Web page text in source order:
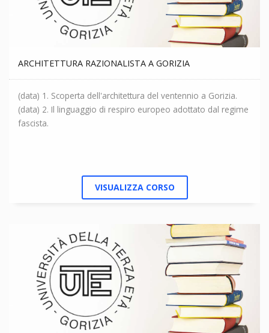
ARCHITETTURA RAZIONALISTA A GORIZIA
(data) 1. Scoperta dell'architettura del ventennio a Gorizia.
(data) 2. Il linguaggio di respiro europeo adottato dal regime
fascista.
VISUALIZZA CORSO